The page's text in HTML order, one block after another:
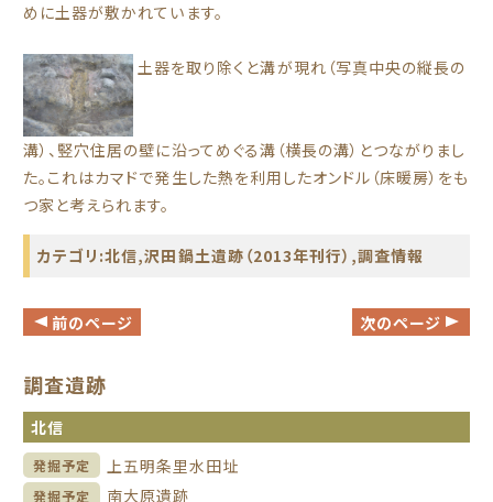
めに土器が敷かれています。
土器を取り除くと溝が現れ（写真中央の縦長の
溝）、竪穴住居の壁に沿ってめぐる溝（横長の溝）とつながりまし
た。これはカマドで発生した熱を利用したオンドル（床暖房）をも
つ家と考えられます。
カテゴリ:北信,沢田鍋土遺跡（2013年刊行） ,調査情報
前のページ 次のページ
調査遺跡
北信
発掘予定 上五明条里水田址
発掘予定 南大原遺跡